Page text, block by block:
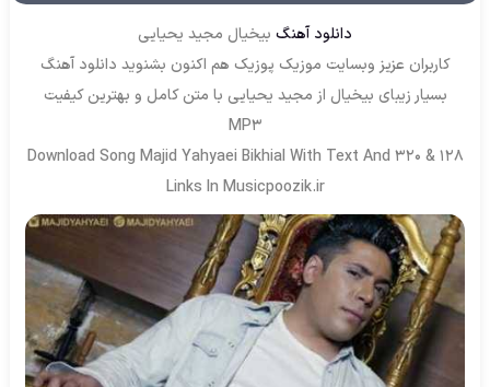
دانلود آهنگ بیخیال مجید یحیایی
کاربران عزیز وبسایت موزیک پوزیک هم اکنون بشنوید دانلود آهنگ
بسیار زیبای بیخیال از مجید یحیایی با متن کامل و بهترین کیفیت
MP3
Download Song Majid Yahyaei Bikhial With Text And 320 & 128
Links In Musicpoozik.ir